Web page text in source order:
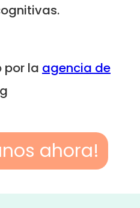
por la agencia de
ahora!